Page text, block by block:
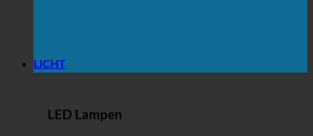
LICHT
LED Lampen